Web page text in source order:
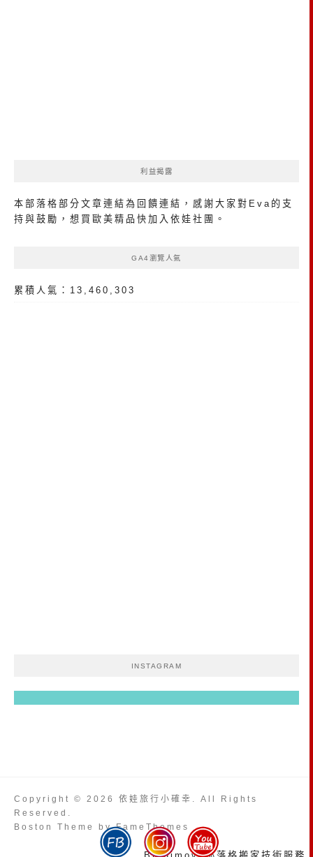
利益揭露
本部落格部分文章連結為回饋連結，感謝大家對Eva的支
持與鼓勵，想買歐美精品 快加入依娃社團 。
GA4瀏覽人氣
累積人氣：13,460,303
INSTAGRAM
Copyright © 2026 依娃旅行小確幸. All Rights
Reserved.
Boston Theme byFameThemes